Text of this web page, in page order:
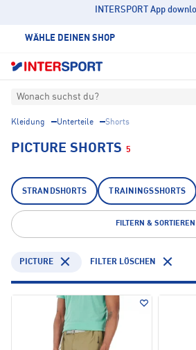
INTERSPORT App
WÄHLE DEINEN SHOP
Wonach suchst du?
Kleidung Unterteile Shorts
PICTURE SHORTS 5
STRANDSHORTS TRAININGSSHORTS
FILTERN & SORTIEREN
PICTURE FILTER LÖSCHEN